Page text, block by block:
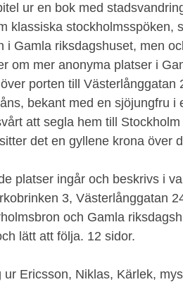
ur en bok med
klassiska stockholmsspöken,
i Gamla riksdagshuset, men
om mer anonyma platser i
porten till Västerlånggatan
bekant med en sjöjungfru i
att segla hem till
det en gyllene krona över
platser ingår och beskrivs i
3, Västerlånggatan
och Gamla
lätt att följa. 12 sidor.
ur Ericsson, Niklas, Kärlek,